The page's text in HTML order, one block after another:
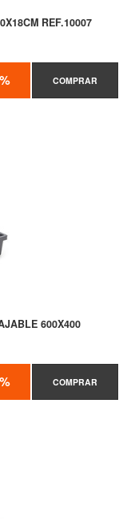
REF.10007
COMPRAR
600X400
COMPRAR